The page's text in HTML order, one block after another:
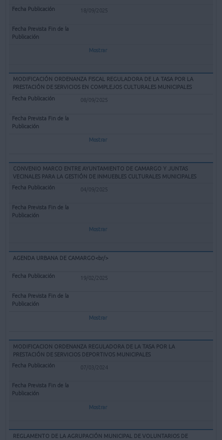
18/09/2025
Mostrar
MODIFICACIÓN ORDENANZA FISCAL REGULADORA DE LA TASA POR LA
PRESTACIÓN DE SERVICIOS EN COMPLEJOS CULTURALES MUNICIPALES
08/09/2025
Mostrar
CONVENIO MARCO ENTRE AYUNTAMIENTO DE CAMARGO Y JUNTAS
VECINALES PARA LA GESTIÓN DE INMUEBLES CULTURALES MUNICIPALES
04/09/2025
Mostrar
AGENDA URBANA DE CAMARGO<br/>
19/02/2025
Mostrar
MODIFICACION ORDENANZA REGULADORA DE LA TASA POR LA
PRESTACIÓN DE SERVICIOS DEPORTIVOS MUNICIPALES
07/03/2024
Mostrar
REGLAMENTO DE LA AGRUPACIÓN MUNICIPAL DE VOLUNTARIOS DE